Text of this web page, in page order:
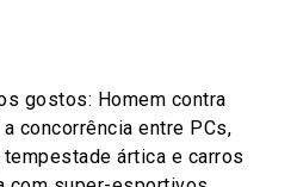
gostos: Homem contra
concorrência entre PCs,
ártica e carros